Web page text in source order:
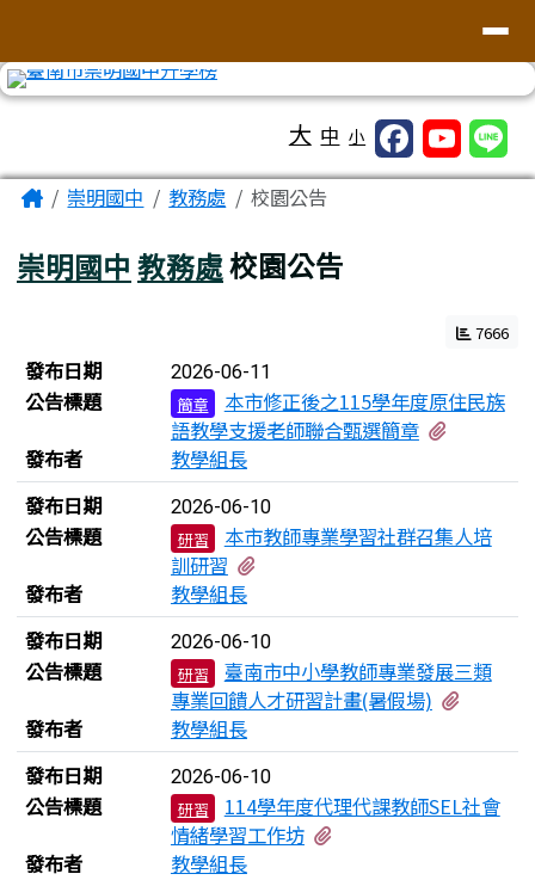
大 中 小
主內容區域
Home崇明國中 教務處 校園公告
崇明國中 教務處校園公告
7666
新聞列表
發布日期 2026-06-11
公告標題 簡章
本市修正後之115學年度原住民族
語教學支援老師聯合甄選簡章
發布者
教學組長
發布日期
2026-06-10
公告標題 研習
本市教師專業學習社群召集人培
訓研習
發布者
教學組長
發布日期
2026-06-10
公告標題 研習
臺南市中小學教師專業發展三類
專業回饋人才研習計畫(暑假場)
發布者
教學組長
發布日期
2026-06-10
公告標題 研習
114學年度代理代課教師SEL社會
情緒學習工作坊
發布者
教學組長
頁尾區域